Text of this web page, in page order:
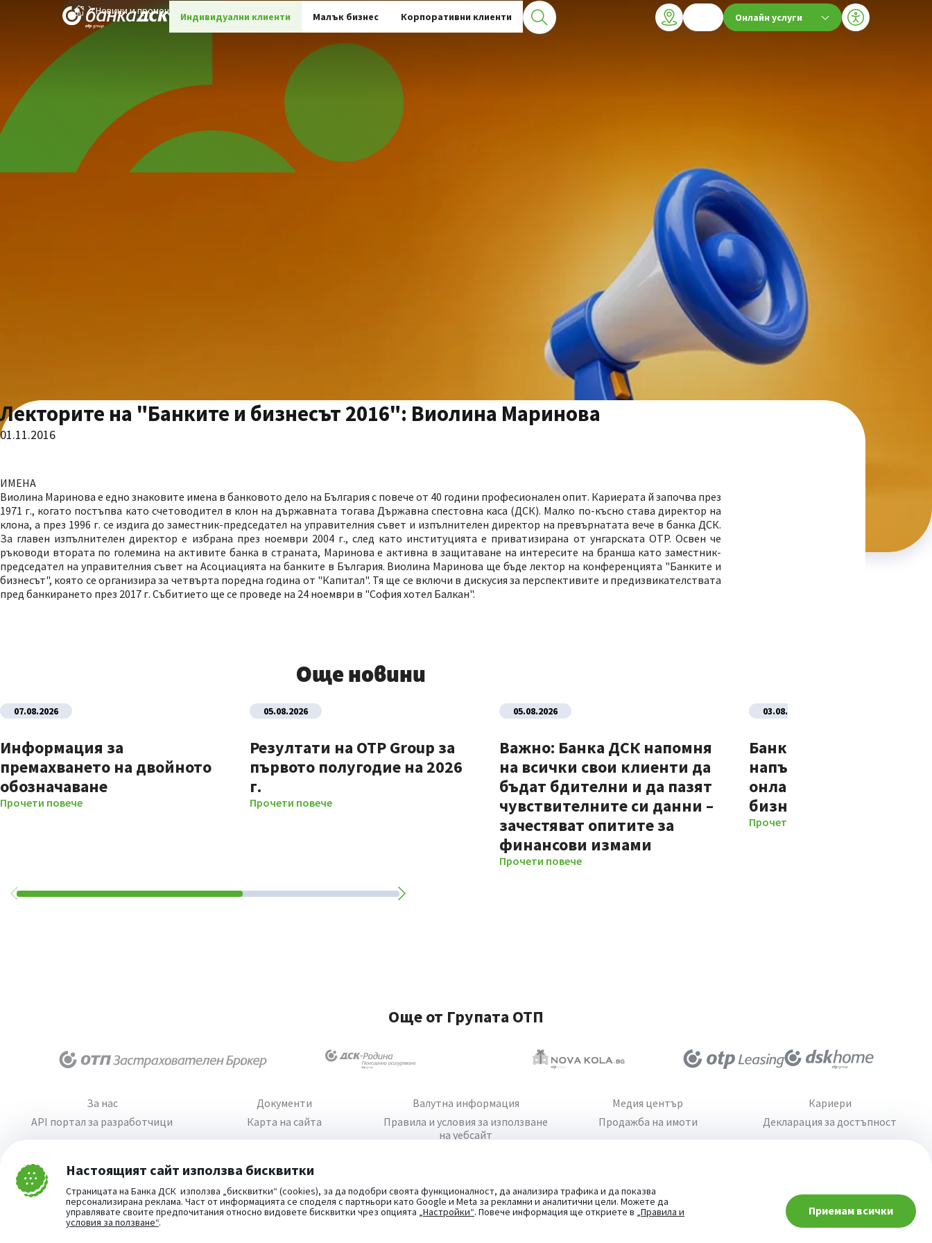
Затвори Настоящият сайт използва бисквитки
Страницата на Банка ДСК използва „бисквитки“ (cookies), за да подобри своята функционалност, да анализира трафика и да показва
персонализирана реклама. Част от информацията се споделя с партньори като Google и Meta за рекламни и аналитични цели. Можете да
управлявате своите предпочитания относно видовете бисквитки чрез опцията „Настройки“. Повече информация ще откриете в „Правила и
условия за ползване“.
Приемам всички
Индивидуални клиенти Малък бизнес Корпоративни клиенти Онлайн услуги
Новини и промоции
Лекторите на "Банките и бизнесът 2016": Виолина Маринова
01.11.2016
ИМЕНА
Виолина Маринова е едно знаковите имена в банковото дело на България с повече от 40 години професионален опит. Кариерата й започва през
1971 г., когато постъпва като счетоводител в клон на държавната тогава Държавна спестовна каса (ДСК). Малко по-късно става директор на
клона, а през 1996 г. се издига до заместник-председател на управителния съвет и изпълнителен директор на превърнатата вече в банка ДСК.
За главен изпълнителен директор е избрана през ноември 2004 г., след като институцията е приватизирана от унгарската OTP. Освен че
ръководи втората по големина на активите банка в страната, Маринова е активна в защитаване на интересите на бранша като заместник-
председател на управителния съвет на Асоциацията на банките в България. Виолина Маринова ще бъде лектор на конференцията "Банките и
бизнесът", която се организира за четвърта поредна година от "Капитал". Тя ще се включи в дискусия за перспективите и предизвикателствата
пред банкирането през 2017 г. Събитието ще се проведе на 24 ноември в "София хотел Балкан".
Още новини
07.08.2026
Информация за
премахването на двойното
обозначаване
Прочети повече
05.08.2026
Резултати на OTP Group за
първото полугодие на 2026
г.
Прочети повече
05.08.2026
Важно: Банка ДСК напомня
на всички свои клиенти да
бъдат бдителни и да пазят
чувствителните си данни –
зачестяват опитите за
финансови измами
Прочети повече
03.08.2026
Банка ДСК стартира
напълно
онлайн процес за нови
бизнес клиенти
Прочети повече
Още от Групата ОТП
За нас
API портал за разработчици
Документи
Карта на сайта
Валутна информация
Правила и условия за използване
на уебсайт
Медия център
Продажба на имоти
Кариери
Декларация за достъпност
При въпроси -
попитай AI асистента ни
Cookie consent change